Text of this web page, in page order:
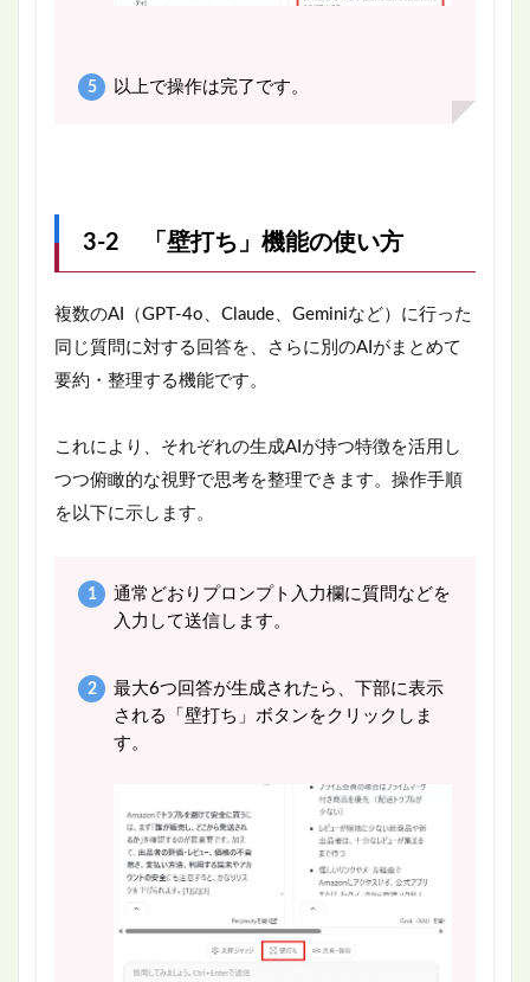
以上で操作は完了です。
3-2 「壁打ち」機能の使い方
複数のAI（GPT-4o、Claude、Geminiなど）に行った
同じ質問に対する回答を、さらに別のAIがまとめて
要約・整理する機能です。
これにより、それぞれの生成AIが持つ特徴を活用し
つつ俯瞰的な視野で思考を整理できます。操作手順
を以下に示します。
通常どおりプロンプト入力欄に質問などを
入力して送信します。
最大6つ回答が生成されたら、下部に表示
される「壁打ち」ボタンをクリックしま
す。